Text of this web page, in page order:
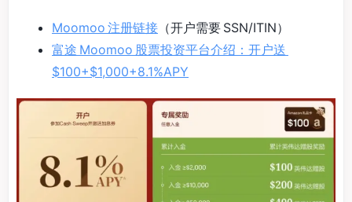
Moomoo 注册链接 （开户需要 SSN/ITIN）
富途 Moomoo 股票投资平台介绍：开户送
$100+$1,000+8.1%APY